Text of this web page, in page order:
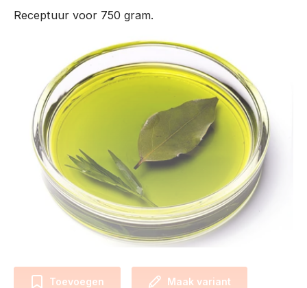
Receptuur voor 750 gram.
Toevoegen Maak variant